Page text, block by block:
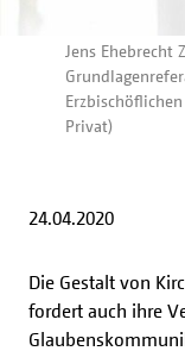
Jens Ehebrecht
Privat)
24.04.2020
Die Gestalt von
fordert auch ihre